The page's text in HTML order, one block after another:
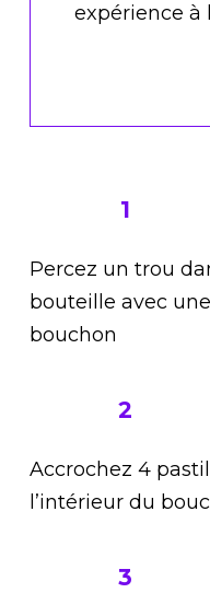
expérience à
1
Percez un trou
bouteille avec
bouchon
2
Accrochez 4
l’intérieur du
3